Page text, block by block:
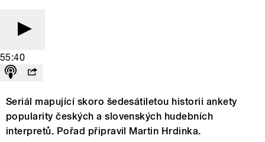
55:40
Seriál mapující skoro šedesátiletou historii ankety
popularity českých a slovenských hudebních
interpretů. Pořad připravil Martin Hrdinka.